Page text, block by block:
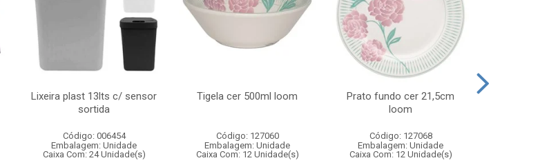
Lixeira plast 13lts c/ sensor
sortida
Código: 006454
Embalagem: Unidade
Caixa Com: 24 Unidade(s)
Tigela cer 500ml loom
Código: 127060
Embalagem: Unidade
Caixa Com: 12 Unidade(s)
Prato fundo cer 21,5cm
loom
Código: 127068
Embalagem: Unidade
Caixa Com: 12 Unidade(s)